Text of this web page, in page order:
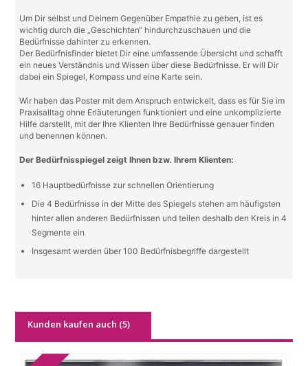
Um Dir selbst und Deinem Gegenüber Empathie zu geben, ist es
wichtig durch die „Geschichten“ hindurchzuschauen und die
Bedürfnisse dahinter zu erkennen.
Der Bedürfnisfinder bietet Dir eine umfassende Übersicht und schafft
ein neues Verständnis und Wissen über diese Bedürfnisse. Er will Dir
dabei ein Spiegel, Kompass und eine Karte sein.
Wir haben das Poster mit dem Anspruch entwickelt, dass es für Sie im
Praxisalltag ohne Erläuterungen funktioniert und eine unkomplizierte
Hilfe darstellt, mit der Ihre Klienten Ihre Bedürfnisse genauer finden
und benennen können.
Der Bedürfnisspiegel zeigt Ihnen bzw. Ihrem Klienten:
16 Hauptbedürfnisse zur schnellen Orientierung
Die 4 Bedürfnisse in der Mitte des Spiegels stehen am häufigsten
hinter allen anderen Bedürfnissen und teilen deshalb den Kreis in 4
Segmente ein
Insgesamt werden über 100 Bedürfnisbegriffe dargestellt
Kunden kaufen auch (5)